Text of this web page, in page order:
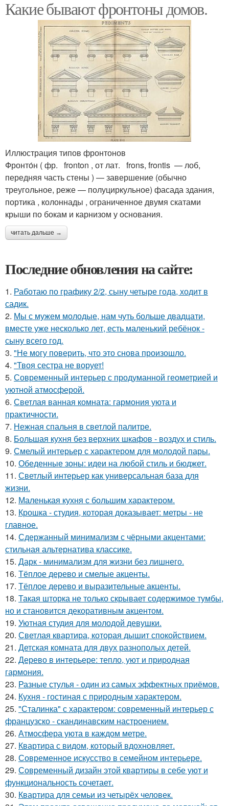
Какие бывают фронтоны домов.
Иллюстрация типов фронтонов
Фронто́н ( фр. fronton , от лат. frons, frontis — лоб,
передняя часть стены ) — завершение (обычно
треугольное, реже — полуциркульное) фасада здания,
портика , колоннады , ограниченное двумя скатами
крыши по бокам и карнизом у основания.
читать дальше →
Последние обновления на сайте:
1. Работаю по графику 2/2, сыну четыре года, ходит в
садик.
2. Мы с мужем молодые, нам чуть больше двадцати,
вместе уже несколько лет, есть маленький ребёнок -
сыну всего год.
3. "Не могу поверить, что это снова произошло.
4. "Твоя сестра не ворует!
5. Современный интерьер с продуманной геометрией и
уютной атмосферой.
6. Светлая ванная комната: гармония уюта и
практичности.
7. Нежная спальня в светлой палитре.
8. Большая кухня без верхних шкафов - воздух и стиль.
9. Смелый интерьер с характером для молодой пары.
10. Обеденные зоны: идеи на любой стиль и бюджет.
11. Светлый интерьер как универсальная база для
жизни.
12. Маленькая кухня с большим характером.
13. Крошка - студия, которая доказывает: метры - не
главное.
14. Сдержанный минимализм с чёрными акцентами:
стильная альтернатива классике.
15. Дарк - минимализм для жизни без лишнего.
16. Тёплое дерево и смелые акценты.
17. Тёплое дерево и выразительные акценты.
18. Такая шторка не только скрывает содержимое тумбы,
но и становится декоративным акцентом.
19. Уютная студия для молодой девушки.
20. Светлая квартира, которая дышит спокойствием.
21. Детская комната для двух разнополых детей.
22. Дерево в интерьере: тепло, уют и природная
гармония.
23. Разные стулья - один из самых эффектных приёмов.
24. Кухня - гостиная с природным характером.
25. "Сталинка" с характером: современный интерьер с
французско - скандинавским настроением.
26. Атмосфера уюта в каждом метре.
27. Квартира с видом, который вдохновляет.
28. Современное искусство в семейном интерьере.
29. Современный дизайн этой квартиры в себе уют и
функциональность сочетает.
30. Квартира для семьи из четырёх человек.